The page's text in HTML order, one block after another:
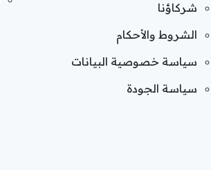
شركاؤنا
الشروط والأحكام
سياسة خصوصية البيانات
سياسة الجودة